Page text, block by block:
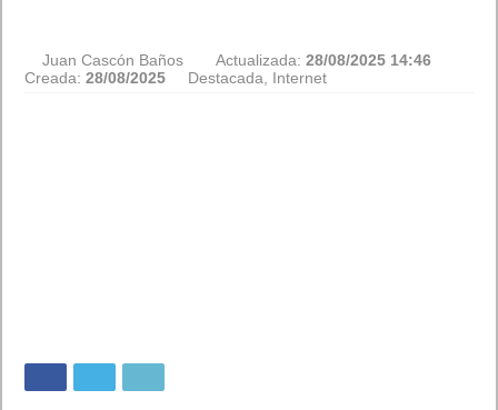
Juan Cascón Baños Actualizada:28/08/2025 14:46
Creada:28/08/2025 Destacada ,Internet